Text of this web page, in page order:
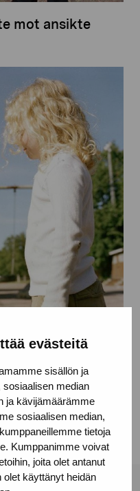
evästeitä
sisällön ja
sosiaalisen median
ja kävijämäärämme
sosiaalisen median,
tietoja
Kumppanimme voivat
joita olet antanut
olet käyttänyt heidän
mot ansikte
mot ans